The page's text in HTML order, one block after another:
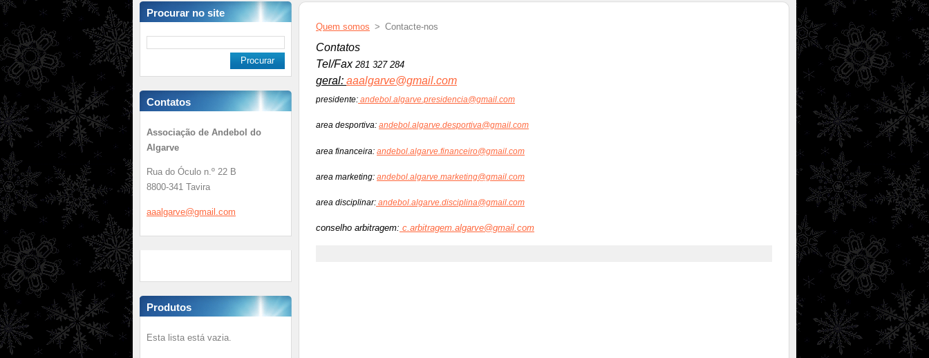
Procurar no site
Contatos
Associação de Andebol do
Algarve
Rua do Óculo n.º 22 B
8800-341 Tavira
aaalgarve@gmail. com
Produtos
Esta lista está vazia.
Quem somos > Contacte-nos
Contatos
Tel/Fax 281 327 284
geral: aaalgarve@gmail.com
presidente: andebol.algarve.presidencia@gmail.com
area desportiva: andebol.algarve.desportiva@gmail.com
area financeira: andebol.algarve.financeiro@gmail.com
area marketing: andebol.algarve.marketing@gmail.com
area disciplinar: andebol.algarve.disciplina@gmail.com
conselho arbitragem: c.arbitragem.algarve@gmail.com